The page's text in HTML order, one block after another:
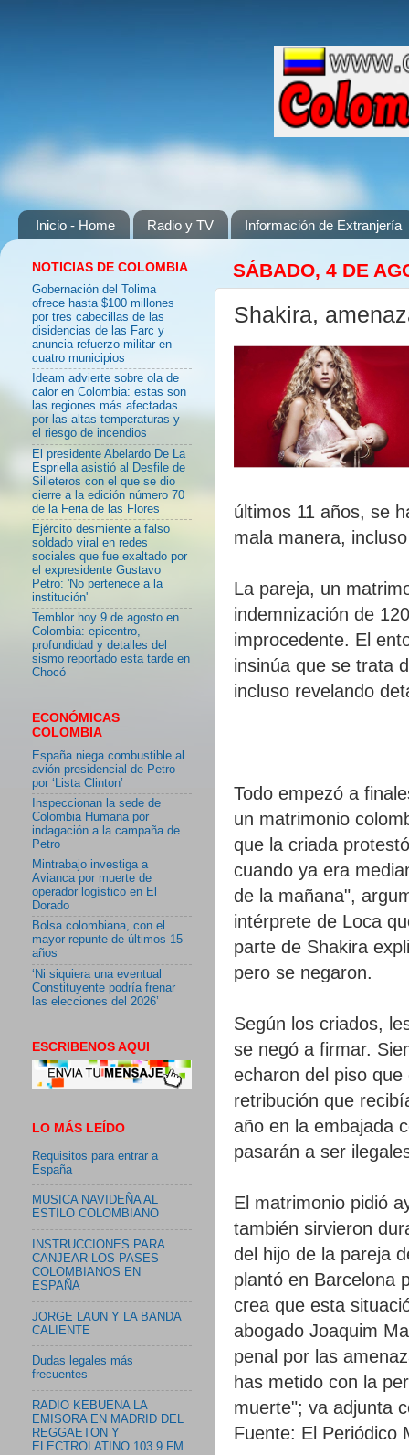
Inicio - Home Radio y TV Información de Extranjería
SÁBADO, 4 DE
Shakira,
últimos 11 años, se
mala manera,
La pareja, un
indemnización de
improcedente. El
insinúa que se trata
incluso revelando
Todo empezó a
un matrimonio
que la criada
cuando ya era
de la mañana",
intérprete de Loca
parte de Shakira
pero se negaron.
Según los criados,
se negó a firmar.
echaron del piso
retribución que
año en la embajada
pasarán a ser
El matrimonio pidió
también sirvieron
del hijo de la pareja
plantó en Barcelona
crea que esta
abogado Joaquim
penal por las
has metido con la
muerte"; va adjunta
Fuente: El Periódico
NOTICIAS DE COLOMBIA
Gobernación del Tolima
ofrece hasta $100 millones
por tres cabecillas de las
disidencias de las Farc y
anuncia refuerzo militar en
cuatro municipios
Ideam advierte sobre ola de
calor en Colombia: estas son
las regiones más afectadas
por las altas temperaturas y
el riesgo de incendios
El presidente Abelardo De La
Espriella asistió al Desfile de
Silleteros con el que se dio
cierre a la edición número 70
de la Feria de las Flores
Ejército desmiente a falso
soldado viral en redes
sociales que fue exaltado por
el expresidente Gustavo
Petro: 'No pertenece a la
institución'
Temblor hoy 9 de agosto en
Colombia: epicentro,
profundidad y detalles del
sismo reportado esta tarde en
Chocó
ECONÓMICAS
COLOMBIA
España niega combustible al
avión presidencial de Petro
por ‘Lista Clinton’
Inspeccionan la sede de
Colombia Humana por
indagación a la campaña de
Petro
Mintrabajo investiga a
Avianca por muerte de
operador logístico en El
Dorado
Bolsa colombiana, con el
mayor repunte de últimos 15
años
‘Ni siquiera una eventual
Constituyente podría frenar
las elecciones del 2026’
ESCRIBENOS AQUI
LO MÁS LEÍDO
Requisitos para entrar a
España
MUSICA NAVIDEÑA AL
ESTILO COLOMBIANO
INSTRUCCIONES PARA
CANJEAR LOS PASES
COLOMBIANOS EN
ESPAÑA
JORGE LAUN Y LA BANDA
CALIENTE
Dudas legales más
frecuentes
RADIO KEBUENA LA
EMISORA EN MADRID DEL
REGGAETON Y
ELECTROLATINO 103.9 FM